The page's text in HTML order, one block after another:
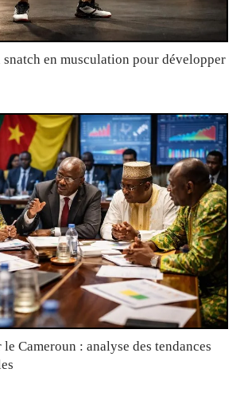
snatch en musculation pour développer
Cameroun : analyse des tendances